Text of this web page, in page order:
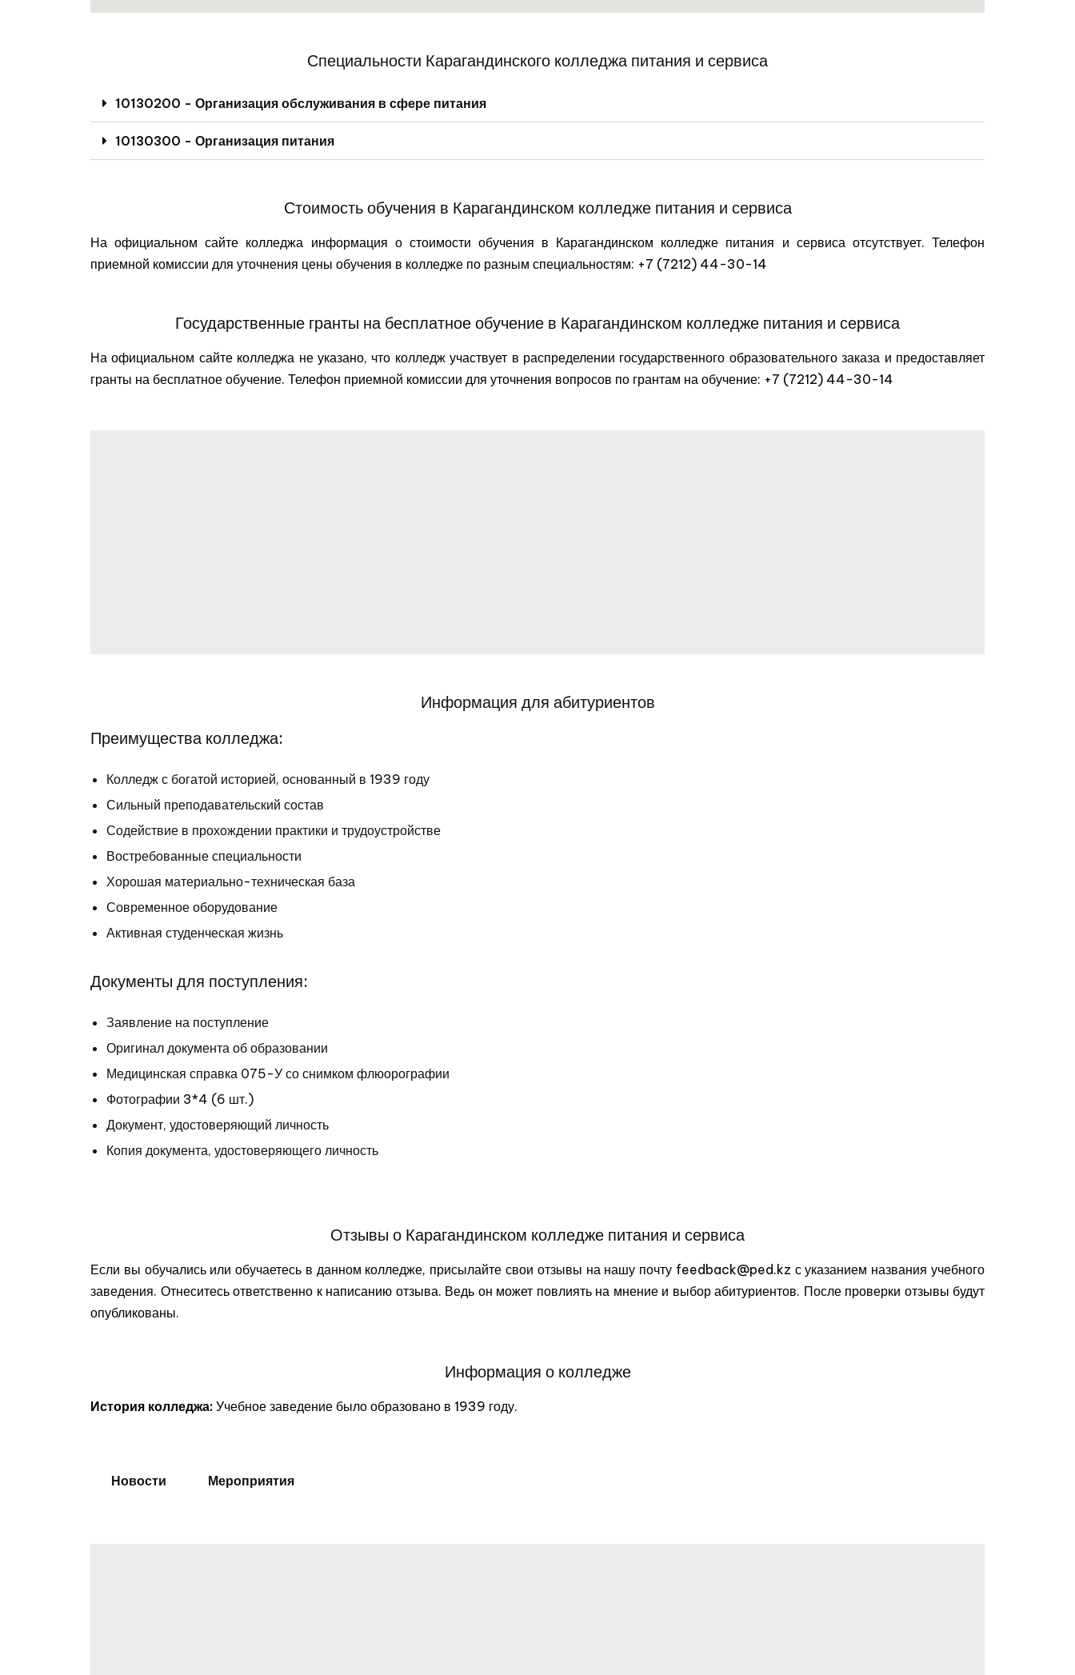
Специальности Карагандинского колледжа питания и сервиса
10130200 - Организация обслуживания в сфере питания
10130300 - Организация питания
Стоимость обучения в Карагандинском колледже питания и сервиса
На официальном сайте колледжа информация о стоимости обучения в Карагандинском колледже питания и сервиса отсутствует. Телефон
приемной комиссии для уточнения цены обучения в колледже по разным специальностям: +7 (7212) 44-30-14
Государственные гранты на бесплатное обучение в Карагандинском колледже питания и сервиса
На официальном сайте колледжа не указано, что колледж участвует в распределении государственного образовательного заказа и предоставляет
гранты на бесплатное обучение. Телефон приемной комиссии для уточнения вопросов по грантам на обучение: +7 (7212) 44-30-14
Информация для абитуриентов
Преимущества колледжа:
Колледж с богатой историей, основанный в 1939 году
Сильный преподавательский состав
Содействие в прохождении практики и трудоустройстве
Востребованные специальности
Хорошая материально-техническая база
Современное оборудование
Активная студенческая жизнь
Документы для поступления:
Заявление на поступление
Оригинал документа об образовании
Медицинская справка 075-У со снимком флюорографии
Фотографии 3*4 (6 шт.)
Документ, удостоверяющий личность
Копия документа, удостоверяющего личность
Отзывы о Карагандинском колледже питания и сервиса
Если вы обучались или обучаетесь в данном колледже, присылайте свои отзывы на нашу почту feedback@ped.kz с указанием названия учебного
заведения. Отнеситесь ответственно к написанию отзыва. Ведь он может повлиять на мнение и выбор абитуриентов. После проверки отзывы будут
опубликованы.
Информация о колледже
История колледжа: Учебное заведение было образовано в 1939 году.
Новости Мероприятия